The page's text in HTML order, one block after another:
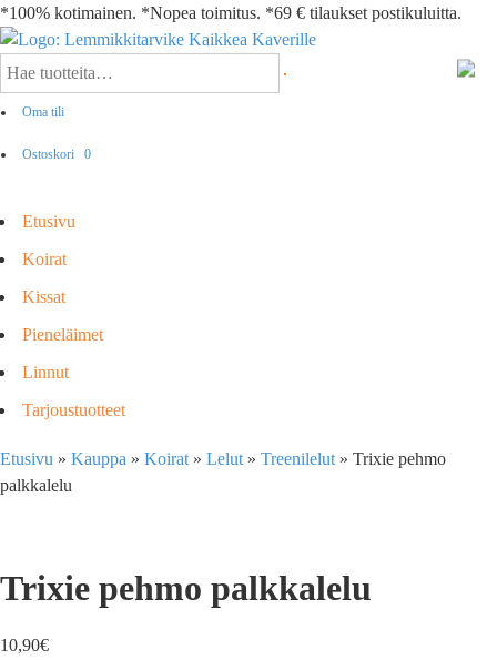
*100% kotimainen. *Nopea toimitus. *69 € tilaukset postikuluitta.
Oma tili
Ostoskori 0
Etusivu
Koirat
Kissat
Pieneläimet
Linnut
Tarjoustuotteet
Etusivu » Kauppa » Koirat » Lelut » Treenilelut » Trixie pehmo
palkkalelu
Trixie pehmo palkkalelu
10,90€